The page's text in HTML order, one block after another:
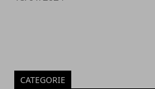
CATEGORIE